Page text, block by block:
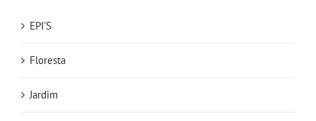
EPI'S
Floresta
Jardim